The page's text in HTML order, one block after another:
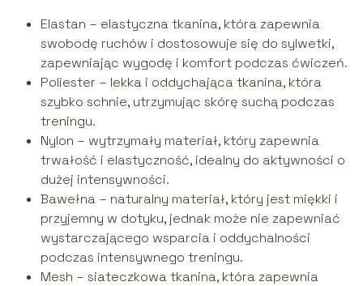
Elastan – elastyczna tkanina, która zapewnia
swobodę ruchów i dostosowuje się do sylwetki,
zapewniając wygodę i komfort podczas ćwiczeń.
Poliester – lekka i oddychająca tkanina, która
szybko schnie, utrzymując skórę suchą podczas
treningu.
Nylon – wytrzymały materiał, który zapewnia
trwałość i elastyczność, idealny do aktywności o
dużej intensywności.
Bawełna – naturalny materiał, który jest miękki i
przyjemny w dotyku, jednak może nie zapewniać
wystarczającego wsparcia i oddychalności
podczas intensywnego treningu.
Mesh – siateczkowa tkanina, która zapewnia